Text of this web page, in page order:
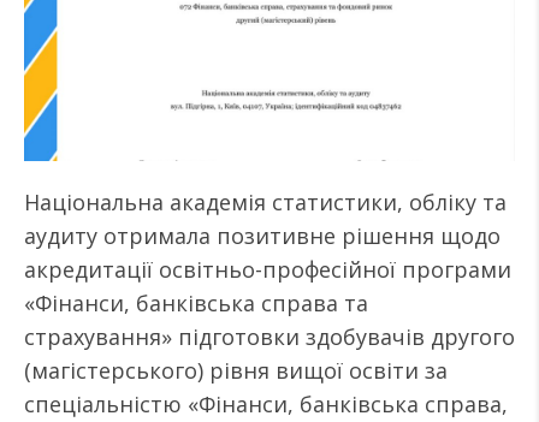
Національна академія статистики, обліку та
аудиту отримала позитивне рішення щодо
акредитації освітньо-професійної програми
«Фінанси, банківська справа та
страхування» підготовки здобувачів другого
(магістерського) рівня вищої освіти за
спеціальністю «Фінанси, банківська справа,